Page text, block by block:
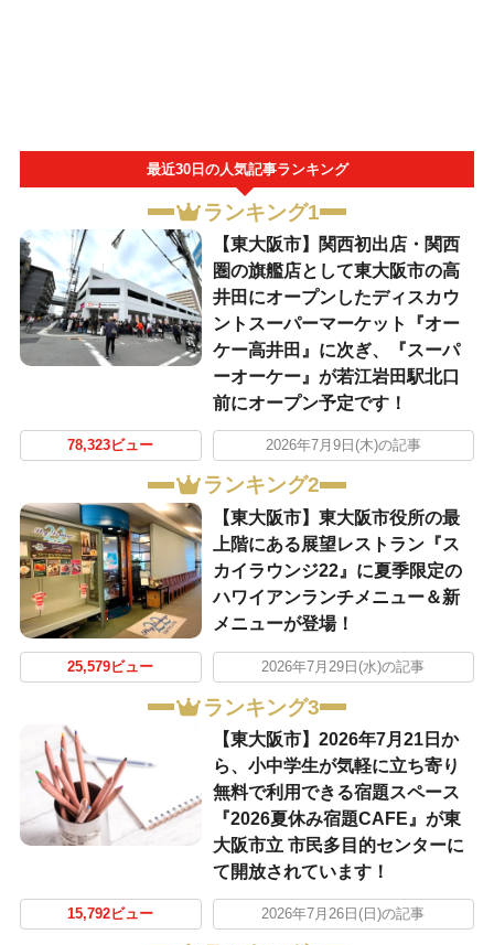
最近30日の人気記事ランキング
ランキング1
【東大阪市】関西初出店・関西
圏の旗艦店として東大阪市の高
井田にオープンしたディスカウ
ントスーパーマーケット『オー
ケー高井田』に次ぎ、『スーパ
ーオーケー』が若江岩田駅北口
前にオープン予定です！
78,323ビュー 2026年7月9日(木)の記事
ランキング2
【東大阪市】東大阪市役所の最
上階にある展望レストラン『ス
カイラウンジ22』に夏季限定の
ハワイアンランチメニュー＆新
メニューが登場！
25,579ビュー 2026年7月29日(水)の記事
ランキング3
【東大阪市】2026年7月21日か
ら、小中学生が気軽に立ち寄り
無料で利用できる宿題スペース
『2026夏休み宿題CAFE』が東
大阪市立 市民多目的センターに
て開放されています！
15,792ビュー 2026年7月26日(日)の記事